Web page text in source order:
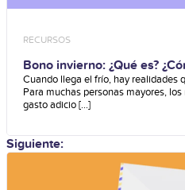
RECURSOS
Bono invierno: ¿Qué es?
Cuando llega el frío, hay realidades
Para muchas personas mayores,
gasto adicio [...]
Siguiente: